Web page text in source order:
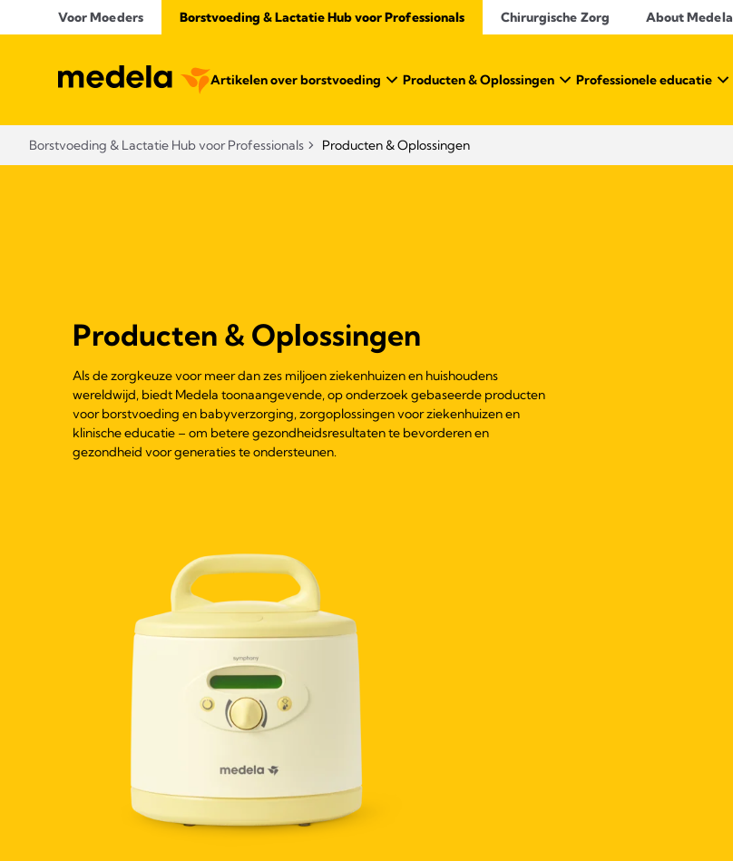
Voor Moeders Borstvoeding & Lactatie Hub voor Professionals​ Chirurgische Zorg About Medela
Artikelen over borstvoeding Producten & Oplossingen Professionele educatie
Borstvoeding & Lactatie Hub voor Professionals​ Producten & Oplossingen
Producten & Oplossingen
Als de zorgkeuze voor meer dan zes miljoen ziekenhuizen en huishoudens
wereldwijd, biedt Medela toonaangevende, op onderzoek gebaseerde producten
voor borstvoeding en babyverzorging, zorgoplossingen voor ziekenhuizen en
klinische educatie – om betere gezondheidsresultaten te bevorderen en
gezondheid voor generaties te ondersteunen.